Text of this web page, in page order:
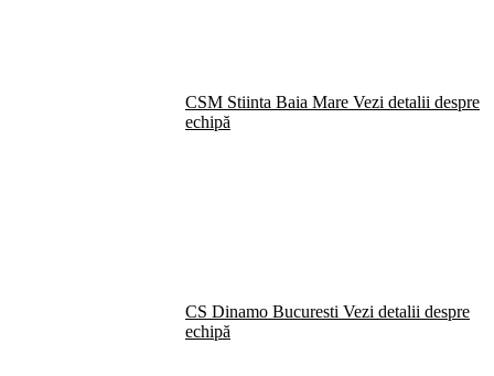
CSM Stiinta Baia Mare Vezi detalii despre
echipă
CS Dinamo Bucuresti Vezi detalii despre
echipă